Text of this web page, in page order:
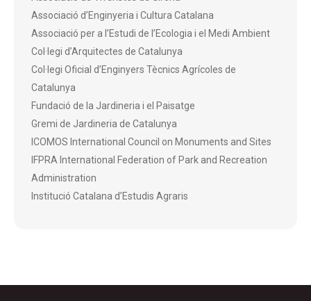
Associació d’Enginyeria i Cultura Catalana
Associació per a l’Estudi de l’Ecologia i el Medi Ambient
Col·legi d’Arquitectes de Catalunya
Col·legi Oficial d’Enginyers Tècnics Agrícoles de
Catalunya
Fundació de la Jardineria i el Paisatge
Gremi de Jardineria de Catalunya
ICOMOS International Council on Monuments and Sites
IFPRA International Federation of Park and Recreation
Administration
Institució Catalana d’Estudis Agraris